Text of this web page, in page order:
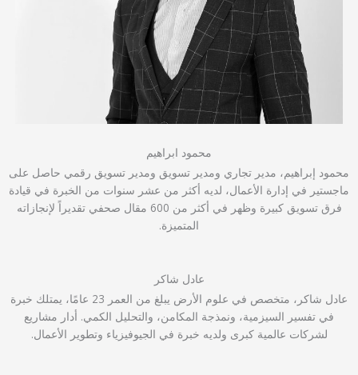
محمود ابراهيم
محمود إبراهيم، مدير تجاري ومدير تسويق ومدير تسويق رقمي حاصل على
ماجستير في إدارة الأعمال، لديه أكثر من عشر سنوات من الخبرة في قيادة
فرق تسويق كبيرة وظهر في أكثر من 600 مقال صحفي تقديراً لإنجازاته
المتميزة.
عادل شاكر
عادل شاكر، متخصص في علوم الأرض يبلغ من العمر 23 عامًا، يمتلك خبرة
في تفسير السيزمية، ونمذجة المكامن، والتحليل الكمي. أدار مشاريع
لشركات عالمية كبرى ولديه خبرة في الجيوفيزياء وتطوير الأعمال.